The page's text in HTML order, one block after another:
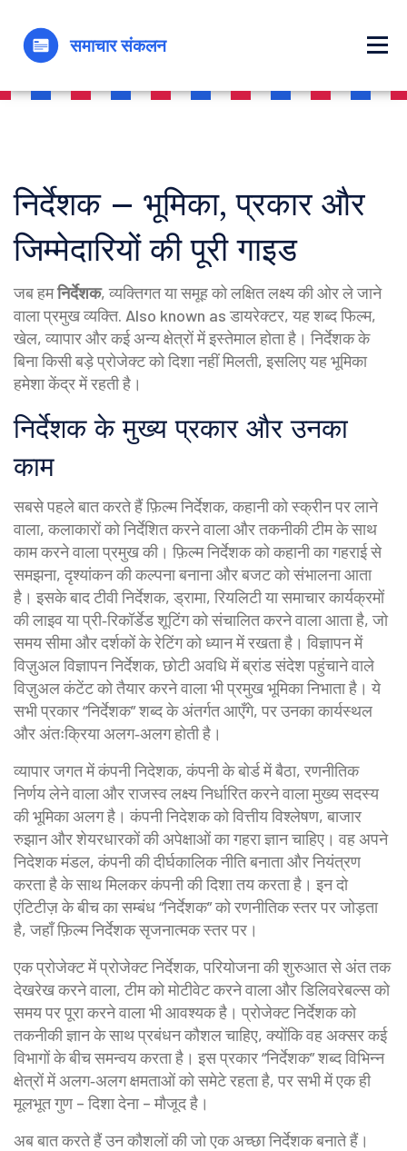
निर्देशक – भूमिका, प्रकार और
जिम्मेदारियों की पूरी गाइड
जब हमनिर्देशक,व्यक्तिगत या समूह को लक्षित लक्ष्य की ओर ले जाने
वाला प्रमुख व्यक्ति. Also known asडायरेक्टर, यह शब्द फिल्म,
खेल, व्यापार और कई अन्य क्षेत्रों में इस्तेमाल होता है। निर्देशक के
बिना किसी बड़े प्रोजेक्ट को दिशा नहीं मिलती, इसलिए यह भूमिका
हमेशा केंद्र में रहती है।
निर्देशक के मुख्य प्रकार और उनका
काम
सबसे पहले बात करते हैंफ़िल्म निर्देशक,कहानी को स्क्रीन पर लाने
वाला, कलाकारों को निर्देशित करने वाला और तकनीकी टीम के साथ
काम करने वाला प्रमुखकी। फ़िल्म निर्देशक को कहानी का गहराई से
समझना, दृश्यांकन की कल्पना बनाना और बजट को संभालना आता
है। इसके बादटीवी निर्देशक,ड्रामा, रियलिटी या समाचार कार्यक्रमों
की लाइव या प्री‑रिकॉर्डेड शूटिंग को संचालित करने वालाआता है, जो
समय सीमा और दर्शकों के रेटिंग को ध्यान में रखता है। विज्ञापन में
विज़ुअल विज्ञापन निर्देशक,छोटी अवधि में ब्रांड संदेश पहुंचाने वाले
विज़ुअल कंटेंट को तैयार करने वालाभी प्रमुख भूमिका निभाता है। ये
सभी प्रकार “निर्देशक” शब्द के अंतर्गत आएँगे, पर उनका कार्यस्थल
और अंतःक्रिया अलग‑अलग होती है।
व्यापार जगत मेंकंपनी निदेशक,कंपनी के बोर्ड में बैठा, रणनीतिक
निर्णय लेने वाला और राजस्व लक्ष्य निर्धारित करने वाला मुख्य सदस्य
की भूमिका अलग है। कंपनी निदेशक को वित्तीय विश्लेषण, बाजार
रुझान और शेयरधारकों की अपेक्षाओं का गहरा ज्ञान चाहिए। वह अपने
निदेशक मंडल,कंपनी की दीर्घकालिक नीति बनाता और नियंत्रण
करता हैके साथ मिलकर कंपनी की दिशा तय करता है। इन दो
एंटिटीज़ के बीच का सम्बंध “निर्देशक” को रणनीतिक स्तर पर जोड़ता
है, जहाँ फ़िल्म निर्देशक सृजनात्मक स्तर पर।
एक प्रोजेक्ट मेंप्रोजेक्ट निर्देशक,परियोजना की शुरुआत से अंत तक
देखरेख करने वाला, टीम को मोटीवेट करने वाला और डिलिवरेबल्स को
समय पर पूरा करने वालाभी आवश्यक है। प्रोजेक्ट निर्देशक को
तकनीकी ज्ञान के साथ प्रबंधन कौशल चाहिए, क्योंकि वह अक्सर कई
विभागों के बीच समन्वय करता है। इस प्रकार “निर्देशक” शब्द विभिन्न
क्षेत्रों में अलग‑अलग क्षमताओं को समेटे रहता है, पर सभी में एक ही
मूलभूत गुण – दिशा देना – मौजूद है।
अब बात करते हैं उन कौशलों की जो एक अच्छा निर्देशक बनाते हैं।